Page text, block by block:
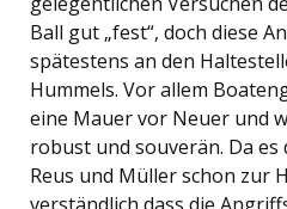
Ball gut „fest“, doch diese
spätestens an den
Hummels. Vor allem
eine Mauer vor Neuer und
robust und souverän. Da
Reus und Müller schon zur